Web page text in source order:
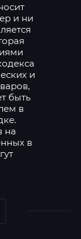
и ни
и
быть
в
на
в